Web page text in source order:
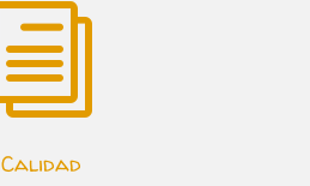
i
Calidad